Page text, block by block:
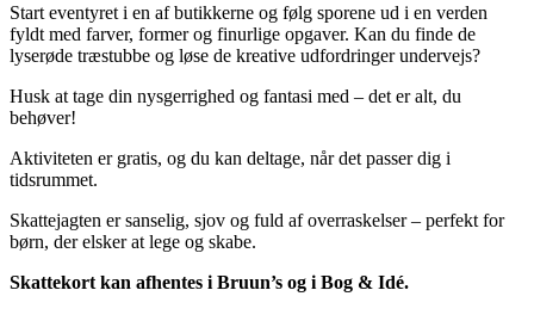
Start eventyret i en af butikkerne og følg sporene ud i en verden
fyldt med farver, former og finurlige opgaver. Kan du finde de
lyserøde træstubbe og løse de kreative udfordringer undervejs?
Husk at tage din nysgerrighed og fantasi med – det er alt, du
behøver!
Aktiviteten er gratis, og du kan deltage, når det passer dig i
tidsrummet.
Skattejagten er sanselig, sjov og fuld af overraskelser – perfekt for
børn, der elsker at lege og skabe.
Skattekort kan afhentes i Bruun’s og i Bog & Idé.